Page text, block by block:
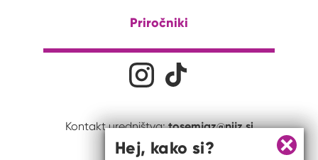
Priročniki
Družabna omrežjaNa naš Instagram profil
Kontakt uredništva:tosemjaz@nijz.si
Zapri
Hej, kako si?